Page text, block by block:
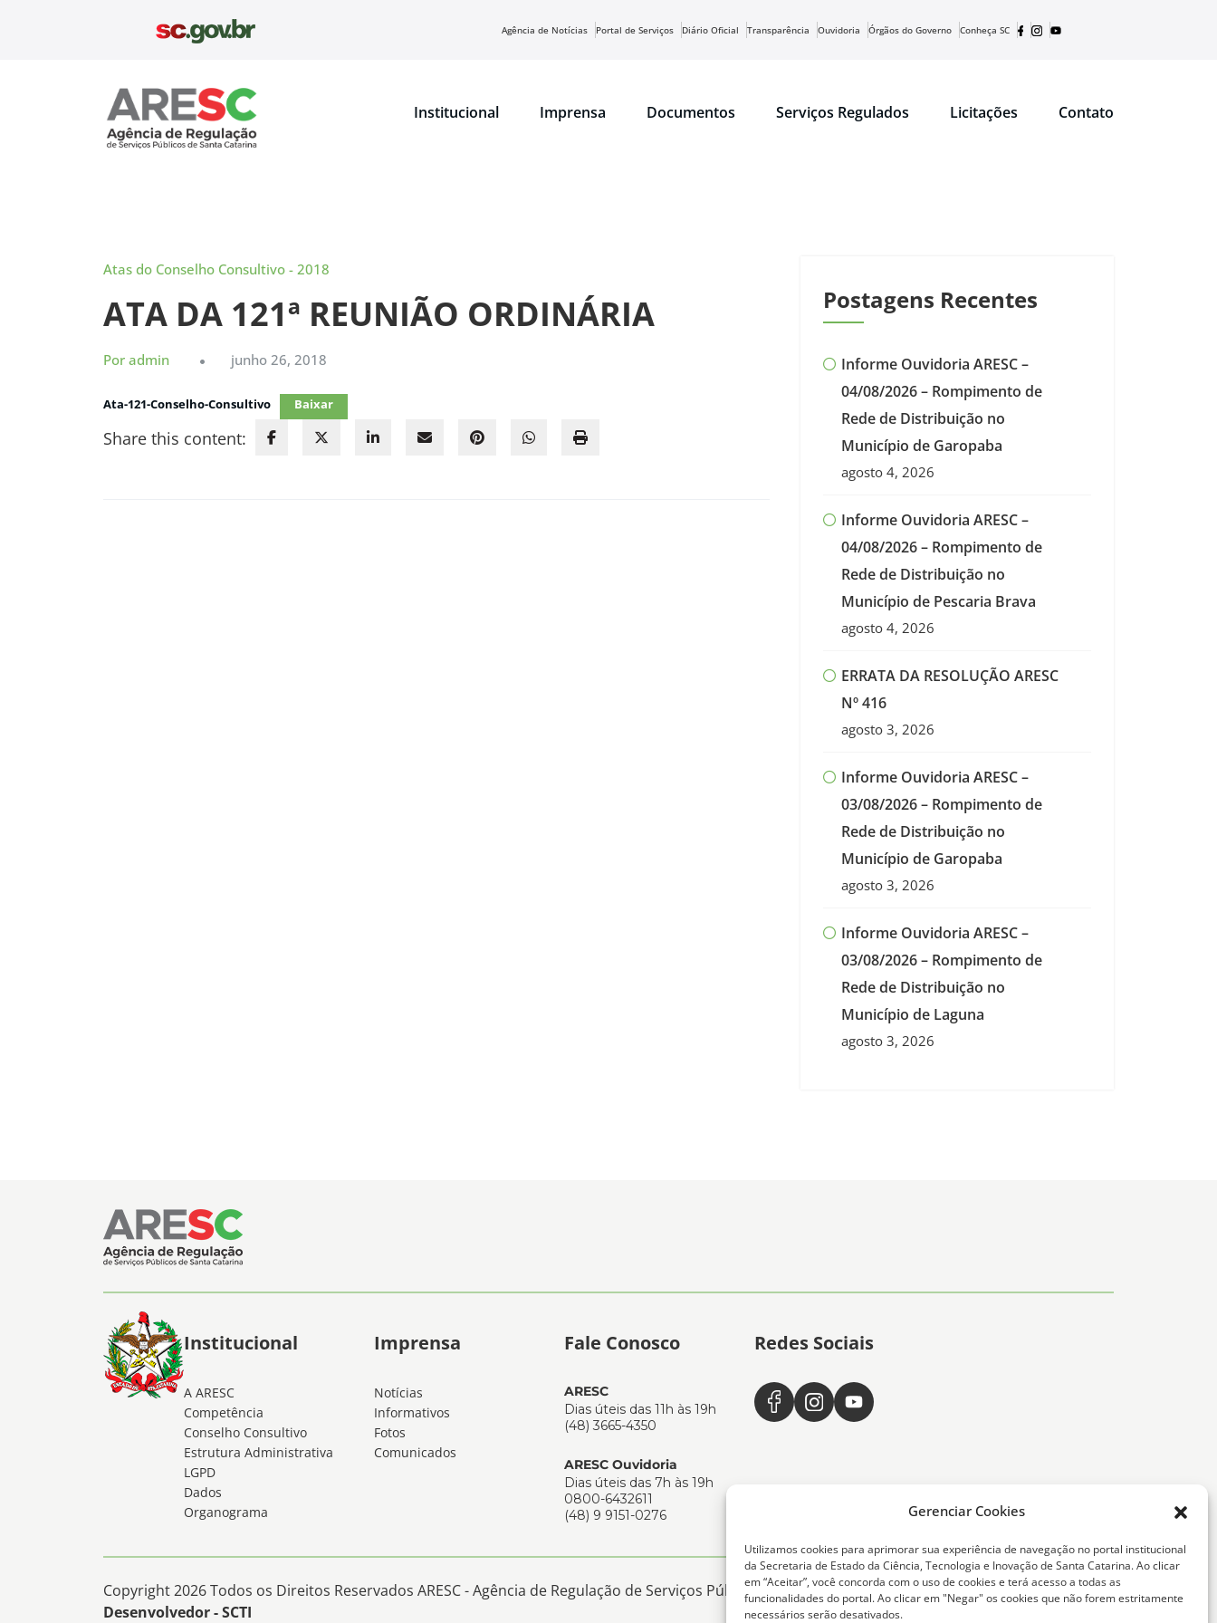
Gerenciar Cookies
Utilizamos cookies para aprimorar sua experiência de navegação no portal institucional
da Secretaria de Estado da Ciência, Tecnologia e Inovação de Santa Catarina. Ao clicar
em “Aceitar”, você concorda com o uso de cookies e terá acesso a todas as
funcionalidades do portal. Ao clicar em "Negar" os cookies que não forem estritamente
necessários serão desativados.
Agência de Notícias Portal de Serviços Diário Oficial Transparência Ouvidoria Órgãos do Governo Conheça SC
Institucional Imprensa Documentos Serviços Regulados Licitações Contato
Atas do Conselho Consultivo - 2018
ATA DA 121ª REUNIÃO ORDINÁRIA
Por admin junho 26, 2018
Ata-121-Conselho-Consultivo Baixar
Share this content:
Postagens Recentes
Informe Ouvidoria ARESC –
04/08/2026 – Rompimento de
Rede de Distribuição no
Município de Garopaba
agosto 4, 2026
Informe Ouvidoria ARESC –
04/08/2026 – Rompimento de
Rede de Distribuição no
Município de Pescaria Brava
agosto 4, 2026
ERRATA DA RESOLUÇÃO ARESC
Nº 416
agosto 3, 2026
Informe Ouvidoria ARESC –
03/08/2026 – Rompimento de
Rede de Distribuição no
Município de Garopaba
agosto 3, 2026
Informe Ouvidoria ARESC –
03/08/2026 – Rompimento de
Rede de Distribuição no
Município de Laguna
agosto 3, 2026
Institucional
A ARESC
Competência
Conselho Consultivo
Estrutura Administrativa
LGPD
Dados
Organograma
Imprensa
Notícias
Informativos
Fotos
Comunicados
Fale Conosco
ARESC
Dias úteis das 11h às 19h
(48) 3665-4350
ARESC Ouvidoria
Dias úteis das 7h às 19h
0800-6432611
(48) 9 9151-0276
Redes Sociais
Copyright 2026 Todos os Direitos Reservados ARESC - Agência de Regulação de Serviços Públicos de Santa Catarina -
Desenvolvedor - SCTI